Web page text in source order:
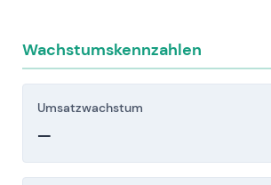
Wachstumskennzahlen
Umsatzwachstum
—